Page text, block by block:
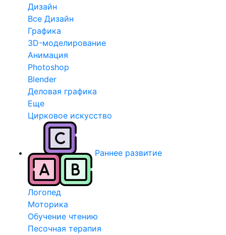
Дизайн
Все Дизайн
Графика
3D-моделирование
Анимация
Photoshop
Blender
Деловая графика
Еще
Цирковое искусство
Раннее развитие
Логопед
Моторика
Обучение чтению
Песочная терапия